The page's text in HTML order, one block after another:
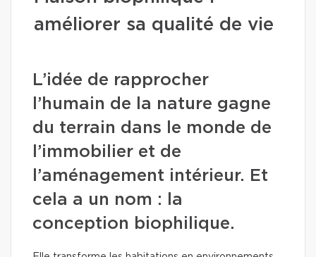
améliorer sa qualité de vie
L’idée de rapprocher
l’humain de la nature gagne
du terrain dans le monde de
l’immobilier et de
l’aménagement intérieur. Et
cela a un nom : la
conception biophilique.